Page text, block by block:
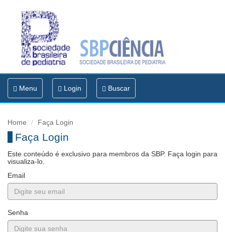
Toggle
navigation
Menu Login Buscar
Home Faça Login
Faça Login
Este conteúdo é exclusivo para membros da SBP. Faça login para
visualiza-lo.
Email
Senha